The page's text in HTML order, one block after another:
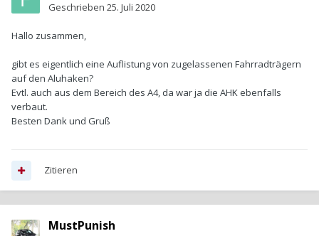
Geschrieben 25. Juli 2020
Hallo zusammen,
gibt es eigentlich eine Auflistung von zugelassenen Fahrradträgern
auf den Aluhaken?
Evtl. auch aus dem Bereich des A4, da war ja die AHK ebenfalls
verbaut.
Besten Dank und Gruß
Zitieren
MustPunish